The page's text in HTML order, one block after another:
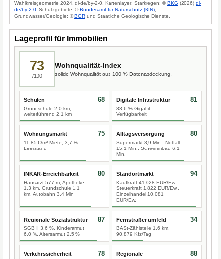
Wahlkreisgeometrie 2024, dl-de/by-2-0. Kartenlayer: Starkregen: ©BKG (2026) dl-
de/by-2-0; Schutzgebiete: ©Bundesamt für Naturschutz (BfN);
Grundwasser/Geologie: ©BGR und Staatliche Geologische Dienste.
Lageprofil für Immobilien
73
/100
Wohnqualität-Index
solide Wohnqualität aus 100 % Datenabdeckung.
Schulen
Grundschule 2,0 km,
weiterführend 2,1 km
68 Digitale Infrastruktur
83,6 % Gigabit-
Verfügbarkeit
81
Wohnungsmarkt
11,85 €/m² Miete, 3,7 %
Leerstand
75 Alltagsversorgung
Supermarkt 3,9 Min., Notfall
15,1 Min., Schwimmbad 6,1
Min.
80
INKAR-Erreichbarkeit
Hausarzt 577 m, Apotheke
1,3 km, Grundschule 1,1
km, Autobahn 3,4 Min.
80 Standortmarkt
Kaufkraft 41.028 EUR/Ew.,
Steuerkraft 1.822 EUR/Ew.,
Einzelhandel 10.081
EUR/Ew.
94
Regionale Sozialstruktur
SGB II 3,6 %, Kinderarmut
6,0 %, Altersarmut 2,5 %
87 Fernstraßenumfeld
BASt-Zählstelle 1,6 km,
90.879 Kfz/Tag
34
Verkehrssicherheit 78
Regionale
88